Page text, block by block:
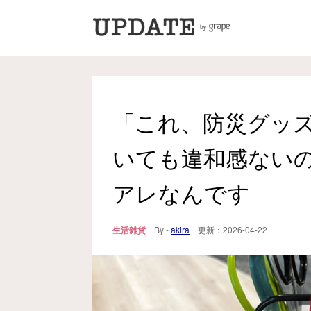
「これ、防災グ
いても違和感ない
アレなんです
生活雑貨 By -akira 更新： 2026-04-22